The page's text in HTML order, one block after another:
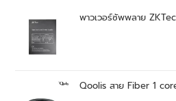
พาวเวอร์ซัพพลาย
Qoolis สาย Fiber 1